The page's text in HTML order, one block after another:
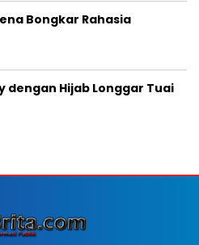
Bongkar Rahasia
dengan Hijab Longgar Tuai